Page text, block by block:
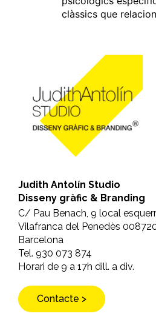
clàssics que
Judith Antolín Studio
Disseny gràfic & Branding
C/ Pau Benach, 9 local
Vilafranca del Penedès
Barcelona
Tel. 930 073 874
Horari de 9 a 17h dill. a div.
Contacte >